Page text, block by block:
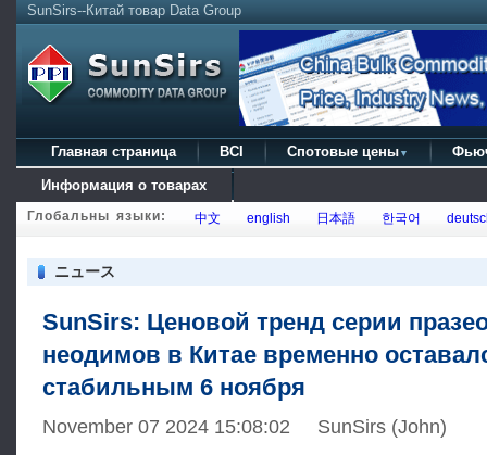
SunSirs--Китай товар Data Group
Главная страница BCI Спотовые цены ▼
Информация о товарах
Глобальны языки: 中文 english 日本語 한국어
ニュース
SunSirs: Ценовой тренд серии
неодимов в Китае временно
стабильным 6 ноября
November 07 2024 15:08:02 SunSirs (John)